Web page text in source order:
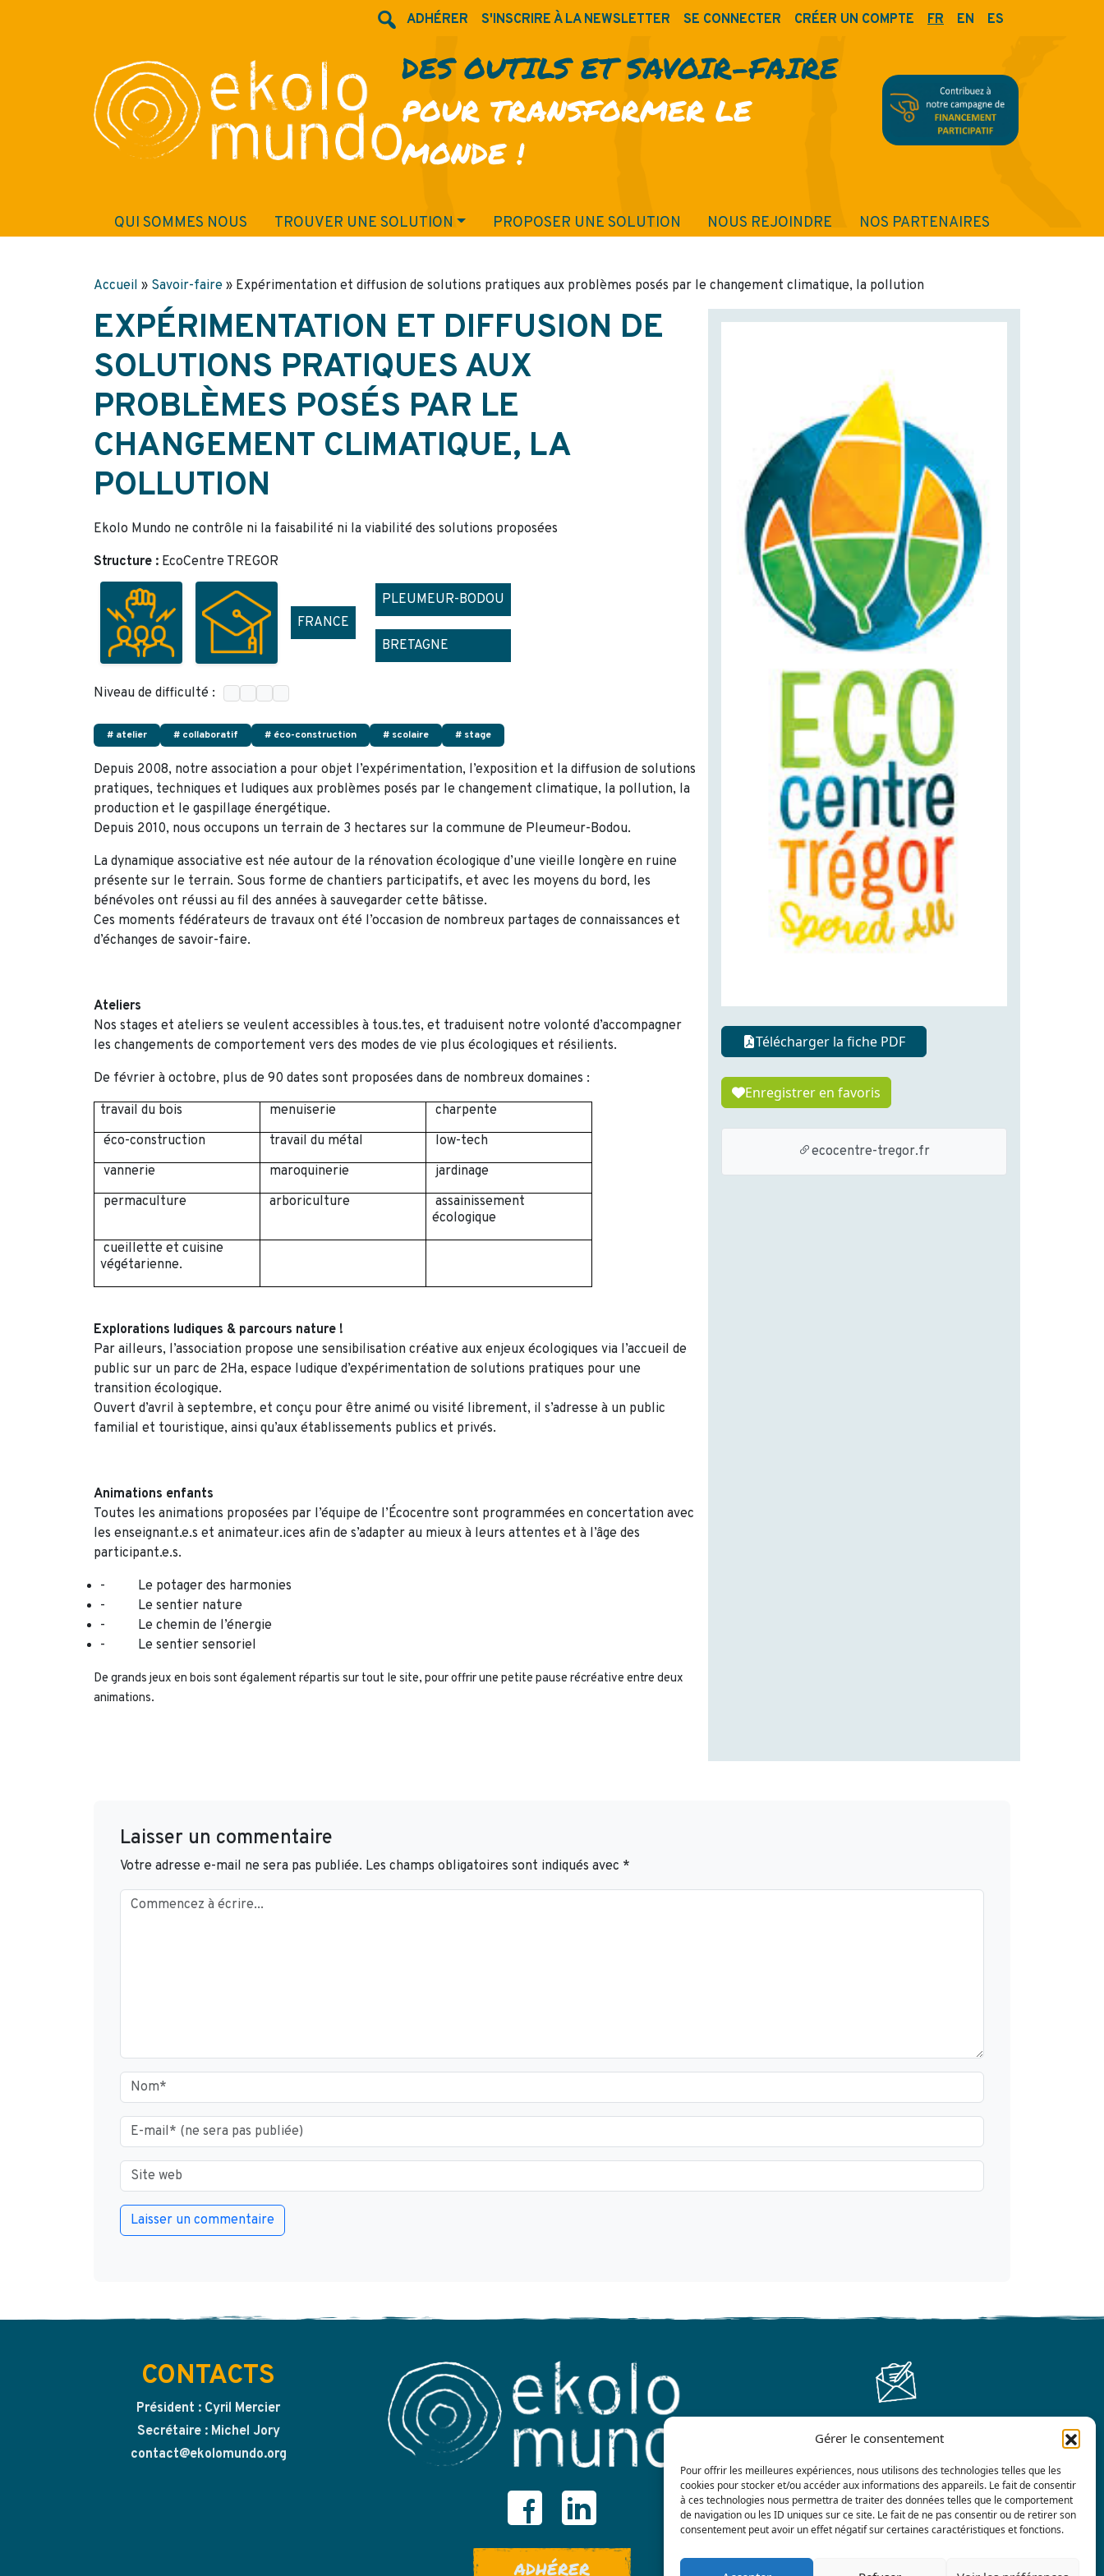
Gérer le consentement
Pour offrir les meilleures expériences, nous utilisons des technologies telles que les
cookies pour stocker et/ou accéder aux informations des appareils. Le fait de consentir
à ces technologies nous permettra de traiter des données telles que le comportement
de navigation ou les ID uniques sur ce site. Le fait de ne pas consentir ou de retirer son
consentement peut avoir un effet négatif sur certaines caractéristiques et fonctions.
ADHÉRER S'INSCRIRE À LA NEWSLETTER SE CONNECTER CRÉER UN COMPTE FR EN ES
DES OUTILS ET SAVOIR-FAIRE
POUR TRANSFORMER LE
MONDE !
QUI SOMMES NOUS TROUVER UNE SOLUTION PROPOSER UNE SOLUTION NOUS REJOINDRE NOS PARTENAIRES
Accueil » Savoir-faire » Expérimentation et diffusion de solutions pratiques aux problèmes posés par le changement climatique, la pollution
EXPÉRIMENTATION ET DIFFUSION DE
SOLUTIONS PRATIQUES AUX
PROBLÈMES POSÉS PAR LE
CHANGEMENT CLIMATIQUE, LA
POLLUTION
Ekolo Mundo ne contrôle ni la faisabilité ni la viabilité des solutions proposées
Structure : EcoCentre TREGOR
FRANCE
PLEUMEUR-BODOU
BRETAGNE
Niveau de difficulté :
# atelier # collaboratif # éco-construction # scolaire # stage
Depuis 2008, notre association a pour objet l’expérimentation, l’exposition et la diffusion de solutions
pratiques, techniques et ludiques aux problèmes posés par le changement climatique, la pollution, la
production et le gaspillage énergétique.
Depuis 2010, nous occupons un terrain de 3 hectares sur la commune de Pleumeur-Bodou.
La dynamique associative est née autour de la rénovation écologique d’une vieille longère en ruine
présente sur le terrain. Sous forme de chantiers participatifs, et avec les moyens du bord, les
bénévoles ont réussi au fil des années à sauvegarder cette bâtisse.
Ces moments fédérateurs de travaux ont été l’occasion de nombreux partages de connaissances et
d’échanges de savoir-faire.
Ateliers
Nos stages et ateliers se veulent accessibles à tous.tes, et traduisent notre volonté d’accompagner
les changements de comportement vers des modes de vie plus écologiques et résilients.
De février à octobre, plus de 90 dates sont proposées dans de nombreux domaines :
travail du bois
menuiserie
charpente
éco-construction
travail du métal
low-tech
vannerie
maroquinerie
jardinage
permaculture
arboriculture
assainissement
écologique
cueillette et cuisine
végétarienne.
Explorations ludiques & parcours nature !
Par ailleurs, l’association propose une sensibilisation créative aux enjeux écologiques via l’accueil de
public sur un parc de 2Ha, espace ludique d’expérimentation de solutions pratiques pour une
transition écologique.
Ouvert d’avril à septembre, et conçu pour être animé ou visité librement, il s’adresse à un public
familial et touristique, ainsi qu’aux établissements publics et privés.
Animations enfants
Toutes les animations proposées par l’équipe de l’Écocentre sont programmées en concertation avec
les enseignant.e.s et animateur.ices afin de s’adapter au mieux à leurs attentes et à l’âge des
participant.e.s.
- Le potager des harmonies
- Le sentier nature
- Le chemin de l’énergie
- Le sentier sensoriel
De grands jeux en bois sont également répartis sur tout le site, pour offrir une petite pause récréative entre deux
animations.
Télécharger la fiche PDF
Enregistrer en favoris
ecocentre-tregor.fr
Laisser un commentaire
Votre adresse e-mail ne sera pas publiée. Les champs obligatoires sont indiqués avec *
CONTACTS
Président : Cyril Mercier
Secrétaire : Michel Jory
contact@ekolomundo.org
ADHÉRER
Contactez-nous